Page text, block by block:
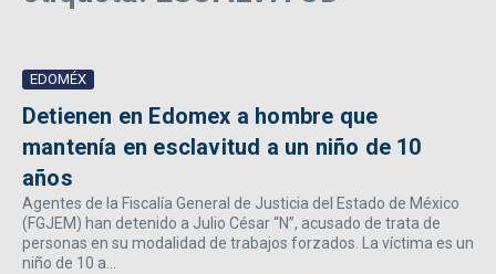
EDOMÉX
Detienen en Edomex a hombre que
mantenía en esclavitud a un niño de 10
años
Agentes de la Fiscalía General de Justicia del Estado de México
(FGJEM) han detenido a Julio César “N”, acusado de trata de
personas en su modalidad de trabajos forzados. La víctima es un
niño de 10 a...